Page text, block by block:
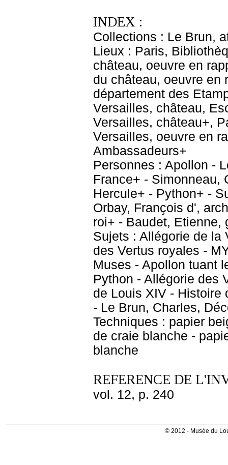
INDEX :
Collections : Le Brun,
Lieux : Paris,
château, oeuvre en
du château, oeuvre en
département des
Versailles, château,
Versailles, château+,
Versailles, oeuvre en
Ambassadeurs+
Personnes : Apollon -
France+ - Simonneau,
Hercule+ - Python+ -
Orbay, François d',
roi+ - Baudet, Etienne,
Sujets : Allégorie de la
des Vertus royales -
Muses - Apollon tuant
Python - Allégorie des
de Louis XIV - Histoire
- Le Brun, Charles,
Techniques : papier
de craie blanche -
blanche
REFERENCE DE
vol. 12, p. 240
© 2012 - Musée du